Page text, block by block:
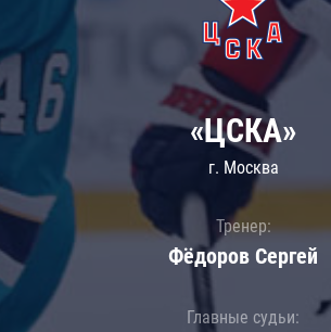
«ЦСКА»
г. Москва
Тренер:
Фёдоров Сергей
Главные судьи: